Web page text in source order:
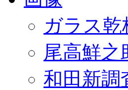
ガラス乾
尾高鮮之
和田新調